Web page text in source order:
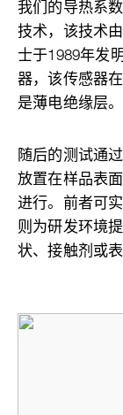
我们的导热系
技术，该技术
士于1989年发
器，该传感器
是薄电绝缘层。
随后的测试通
放置在样品表
进行。前者可
则为研发环境
状、接触剂或